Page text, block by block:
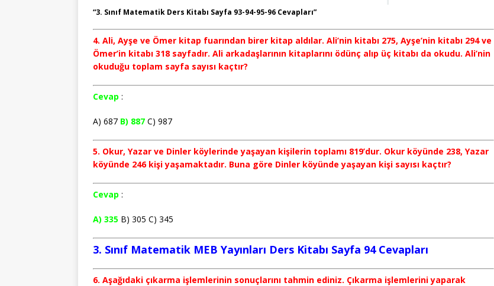
“3. Sınıf Matematik Ders Kitabı Sayfa 93-94-95-96 Cevapları”
4. Ali, Ayşe ve Ömer kitap fuarından birer kitap aldılar. Ali’nin kitabı 275, Ayşe’nin kitabı 294 ve
Ömer’in kitabı 318 sayfadır. Ali arkadaşlarının kitaplarını ödünç alıp üç kitabı da okudu. Ali’nin
okuduğu toplam sayfa sayısı kaçtır?
Cevap :
A) 687 B) 887 C) 987
5. Okur, Yazar ve Dinler köylerinde yaşayan kişilerin toplamı 819’dur. Okur köyünde 238, Yazar
köyünde 246 kişi yaşamaktadır. Buna göre Dinler köyünde yaşayan kişi sayısı kaçtır?
Cevap :
A) 335 B) 305 C) 345
3. Sınıf Matematik MEB Yayınları Ders Kitabı Sayfa 94 Cevapları
6. Aşağıdaki çıkarma işlemlerinin sonuçlarını tahmin ediniz. Çıkarma işlemlerini yaparak